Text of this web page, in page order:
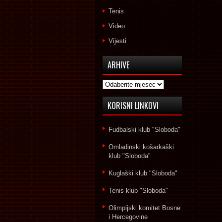
Tenis
Video
Vijesti
ARHIVE
Arhive
KORISNI LINKOVI
Fudbalski klub "Sloboda"
Omladinski košarkaški
klub "Sloboda"
Kuglaški klub "Sloboda"
Tenis klub "Sloboda"
Olimpijski komitet Bosne
i Hercegovine